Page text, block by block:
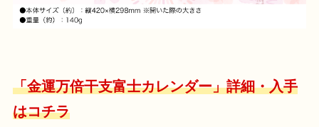
「金運万倍干支富士カレンダー」詳細・入手
はコチラ